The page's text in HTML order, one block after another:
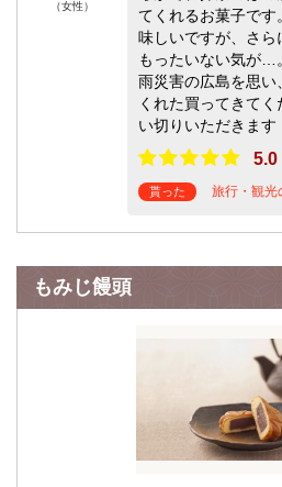
（女性）
てくれるお菓子で
味しいですが、さ
もったいない気が…
雨災害の広島を思い
くれた買ってきて
い切りいただきます
5.0
貰った 旅行・観光
もみじ饅頭